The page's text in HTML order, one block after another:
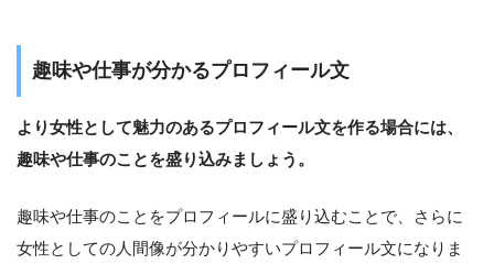
趣味や仕事が分かるプロフィール文
より女性として魅力のあるプロフィール文を作る場合には、
趣味や仕事のことを盛り込みましょう。
趣味や仕事のことをプロフィールに盛り込むことで、さらに
女性としての人間像が分かりやすいプロフィール文になりま